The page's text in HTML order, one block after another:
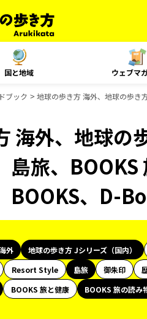
国と地域 ウェブマ
ブック 地球の歩き方 海外、地球の歩き
海外、地球の
旅、BOOKS
BOOKS、D-
外 地球の歩き方 Jシリーズ（国内）
Resort Style 島旅 御朱印
BOOKS 旅と健康 BOOKS 旅の読み